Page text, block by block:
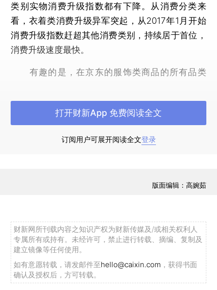
类别实物消费升级指数都有下降。从消费分类来
看，衣着类消费升级异军突起，从2017年1月开始
消费升级指数赶超其他消费类别，持续居于首位，
消费升级速度最快。
有趣的是，在京东的服饰类商品的所有品类
中，与“秋裤”相关的“内衣”类别都是订单大户。从数
据上看，“内衣”的销量“一骑绝尘”，远超“女装”、“男
度，截至12月达到117.8。
在电脑、办公类商品类别中，电脑配件相比于
电脑整机等升级尤为迅速。在数码类产品类别，智
能设备体现出了明显的升级趋势，而电子教育类则
出现下滑。
订阅用户可展开阅读全文登录
打开财新App 免费阅读全文
版面编辑：高婉茹
财新网所刊载内容之知识产权为财新传媒及/或相关权利人
专属所有或持有。未经许可，禁止进行转载、摘编、复制及
建立镜像等任何使用。
如有意愿转载，请发邮件至hello@caixin.com ，获得书面
确认及授权后，方可转载。